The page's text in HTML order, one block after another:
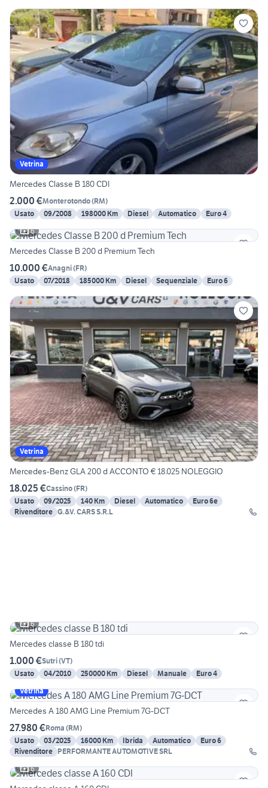
Vetrina
Mercedes Classe B 180 CDI
2.000 €Monterotondo(RM)
Usato
09/2008 198000 Km Diesel Automatico
Euro 4
6
Mercedes Classe B 200 d Premium Tech
10.000 €Anagni(FR)
Usato
07/2018 185000 Km Diesel Sequenziale Euro 6
Vetrina
Mercedes-Benz GLA 200 d ACCONTO € 18.025 NOLEGGIO
18.025 €Cassino(FR)
Usato
09/2025 140 Km Diesel Automatico
Euro 6e
Rivenditore G.&V. CARS S.R.L
6
Mercedes classe B 180 tdi
1.000 €Sutri(VT)
Usato
04/2010 250000 Km Diesel Manuale
Euro 4
Vetrina
Mercedes A 180 AMG Line Premium 7G-DCT
27.980 €Roma (RM)
Usato
03/2025 16000 Km Ibrida Automatico
Euro 6
Rivenditore PERFORMANTE AUTOMOTIVE SRL
6